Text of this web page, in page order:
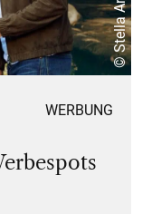
© Stella Artois
WERBUNG